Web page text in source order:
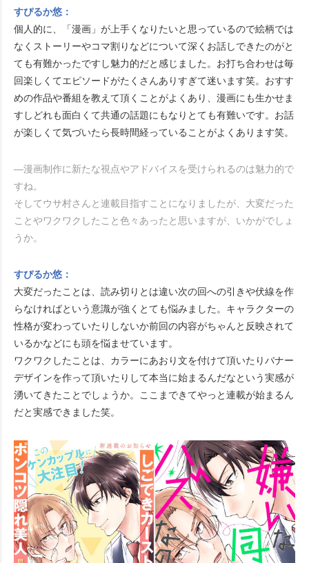
すぴるか悠：
個人的に、「漫画」が上手くなりたいと思っているので絵柄では
なくストーリーやコマ割りなどについて深くお話しできたのがと
ても有難かったですし魅力的だと感じました。お打ち合わせは毎
回楽しくてエピソードがたくさんありすぎて迷います笑。おすす
めの作品や番組を教えて頂くことがよくあり、漫画にも生かせま
すしどれも面白くて共通の話題にもなりとても有難いです。お話
が楽しくて気づいたら長時間経っていることがよくあります笑。
―漫画制作に新たな視点やアドバイスを受けられるのは魅力的で
すね。
そしてウサ村さんと連載目指すことになりましたが、大変だった
ことやワクワクしたこと色々あったと思いますが、いかがでしょ
うか。
すぴるか悠：
大変だったことは、読み切りとは違い次の回への引きや伏線を作
らなければという意識が強くとても悩みました。キャラクターの
性格が変わっていたりしないか前回の内容がちゃんと反映されて
いるかなどにも頭を悩ませています。
ワクワクしたことは、カラーにあおり文を付けて頂いたりバナー
デザインを作って頂いたりして本当に始まるんだなという実感が
湧いてきたことでしょうか。ここまできてやっと連載が始まるん
だと実感できました笑。